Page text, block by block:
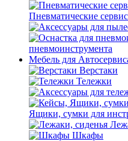
Пневматические
пневмоинструмента
Мебель для
Верстаки
Тележки
Ящики, сумки для
Шкафы